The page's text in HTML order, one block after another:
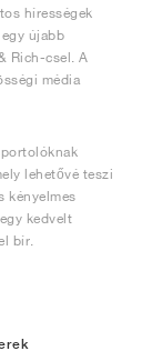
hírességek
újabb
Rich-csel. A
média
lehetővé teszi
kényelmes
kedvelt
bír.